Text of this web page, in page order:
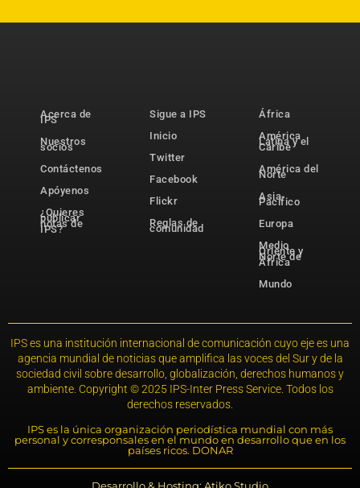
Acerca de
IPS
Nuestros
socios
Contáctenos
Apóyenos
¿Quieres
publicar
notas de
IPS?
Sigue a IPS
Inicio
Twitter
Facebook
Flickr
Reglas de
comunidad
África
América
Latina y el
Caribe
América del
Norte
Asia-
Pacífico
Europa
Medio
Oriente y
Norte de
África
Mundo
IPS es una institución internacional de comunicación cuyo eje es una
agencia mundial de noticias que amplifica las voces del Sur y de la
sociedad civil sobre desarrollo, globalización, derechos humanos y
ambiente. Copyright © 2025 IPS-Inter Press Service. Todos los
derechos reservados.
IPS es la única organización periodística mundial con más
personal y corresponsales en el mundo en desarrollo que en los
países ricos. DONAR